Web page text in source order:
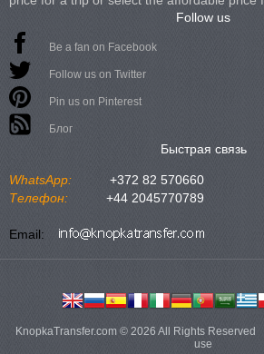
Follow us
Be a fan on Facebook
Follow us on Twitter
Pin us on Pinterest
Блог
Быстрая связь
WhatsApp:
+372 82 570660
Телефон:
+44 2045770789
Email:
KnopkaTransfer.com © 2026 All Rights Reserved
use